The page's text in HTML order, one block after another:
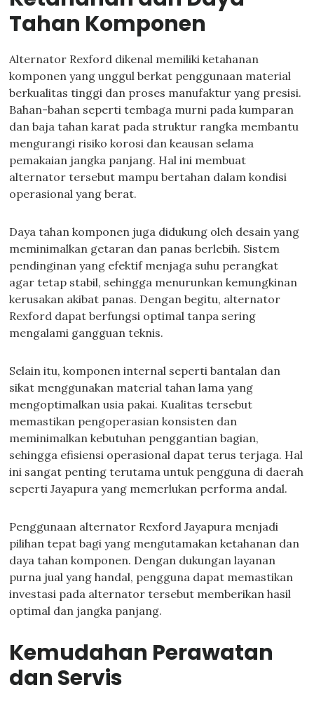
Tahan Komponen
Alternator Rexford dikenal memiliki ketahanan
komponen yang unggul berkat penggunaan material
berkualitas tinggi dan proses manufaktur yang presisi.
Bahan-bahan seperti tembaga murni pada kumparan
dan baja tahan karat pada struktur rangka membantu
mengurangi risiko korosi dan keausan selama
pemakaian jangka panjang. Hal ini membuat
alternator tersebut mampu bertahan dalam kondisi
operasional yang berat.
Daya tahan komponen juga didukung oleh desain yang
meminimalkan getaran dan panas berlebih. Sistem
pendinginan yang efektif menjaga suhu perangkat
agar tetap stabil, sehingga menurunkan kemungkinan
kerusakan akibat panas. Dengan begitu, alternator
Rexford dapat berfungsi optimal tanpa sering
mengalami gangguan teknis.
Selain itu, komponen internal seperti bantalan dan
sikat menggunakan material tahan lama yang
mengoptimalkan usia pakai. Kualitas tersebut
memastikan pengoperasian konsisten dan
meminimalkan kebutuhan penggantian bagian,
sehingga efisiensi operasional dapat terus terjaga. Hal
ini sangat penting terutama untuk pengguna di daerah
seperti Jayapura yang memerlukan performa andal.
Penggunaan alternator Rexford Jayapura menjadi
pilihan tepat bagi yang mengutamakan ketahanan dan
daya tahan komponen. Dengan dukungan layanan
purna jual yang handal, pengguna dapat memastikan
investasi pada alternator tersebut memberikan hasil
optimal dan jangka panjang.
Kemudahan Perawatan
dan Servis